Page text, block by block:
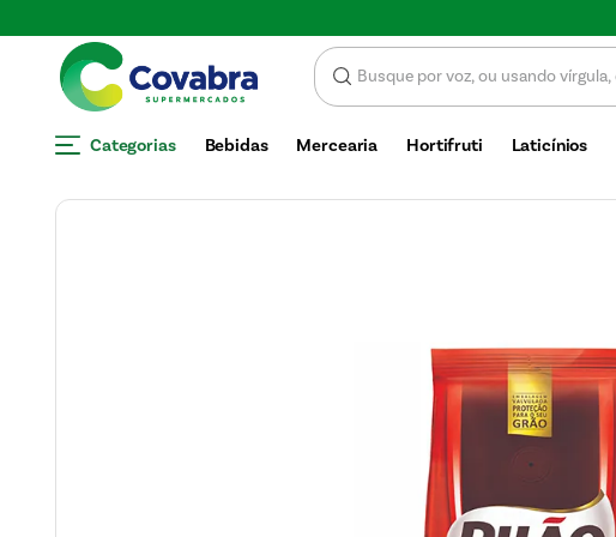
Categorias Bebidas Mercearia Hortifruti Laticínios